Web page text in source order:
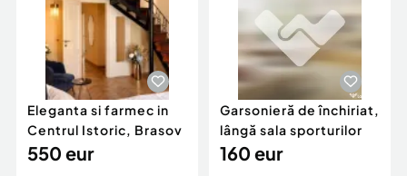
Eleganta si farmec in
Centrul Istoric, Brasov
550 eur
Garsonieră de închiriat,
lângă sala sporturilor
160 eur